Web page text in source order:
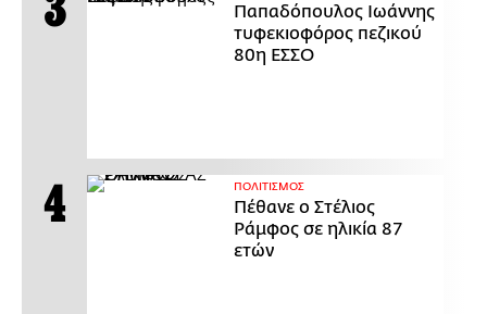
Παπαδόπουλος Ιωάννης
τυφεκιοφόρος πεζικού
80η ΕΣΣΟ
ΠΟΛΙΤΙΣΜΟΣ
Πέθανε ο Στέλιος
Ράμφος σε ηλικία 87
ετών